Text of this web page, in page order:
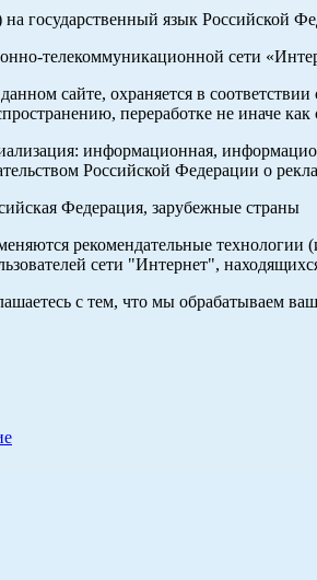
государственный язык Российской
телекоммуникационной сети
сайте, охраняется в
переработке не иначе
информационная,
Российской Федерации о
Федерация, зарубежные страны
рекомендательные технологии
сети "Интернет",
с тем, что мы обрабатываем